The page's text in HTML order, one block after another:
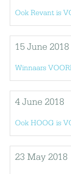
Ook Revant is
15 June 2018
Winnaars
4 June 2018
Ook HOOG is
23 May 2018